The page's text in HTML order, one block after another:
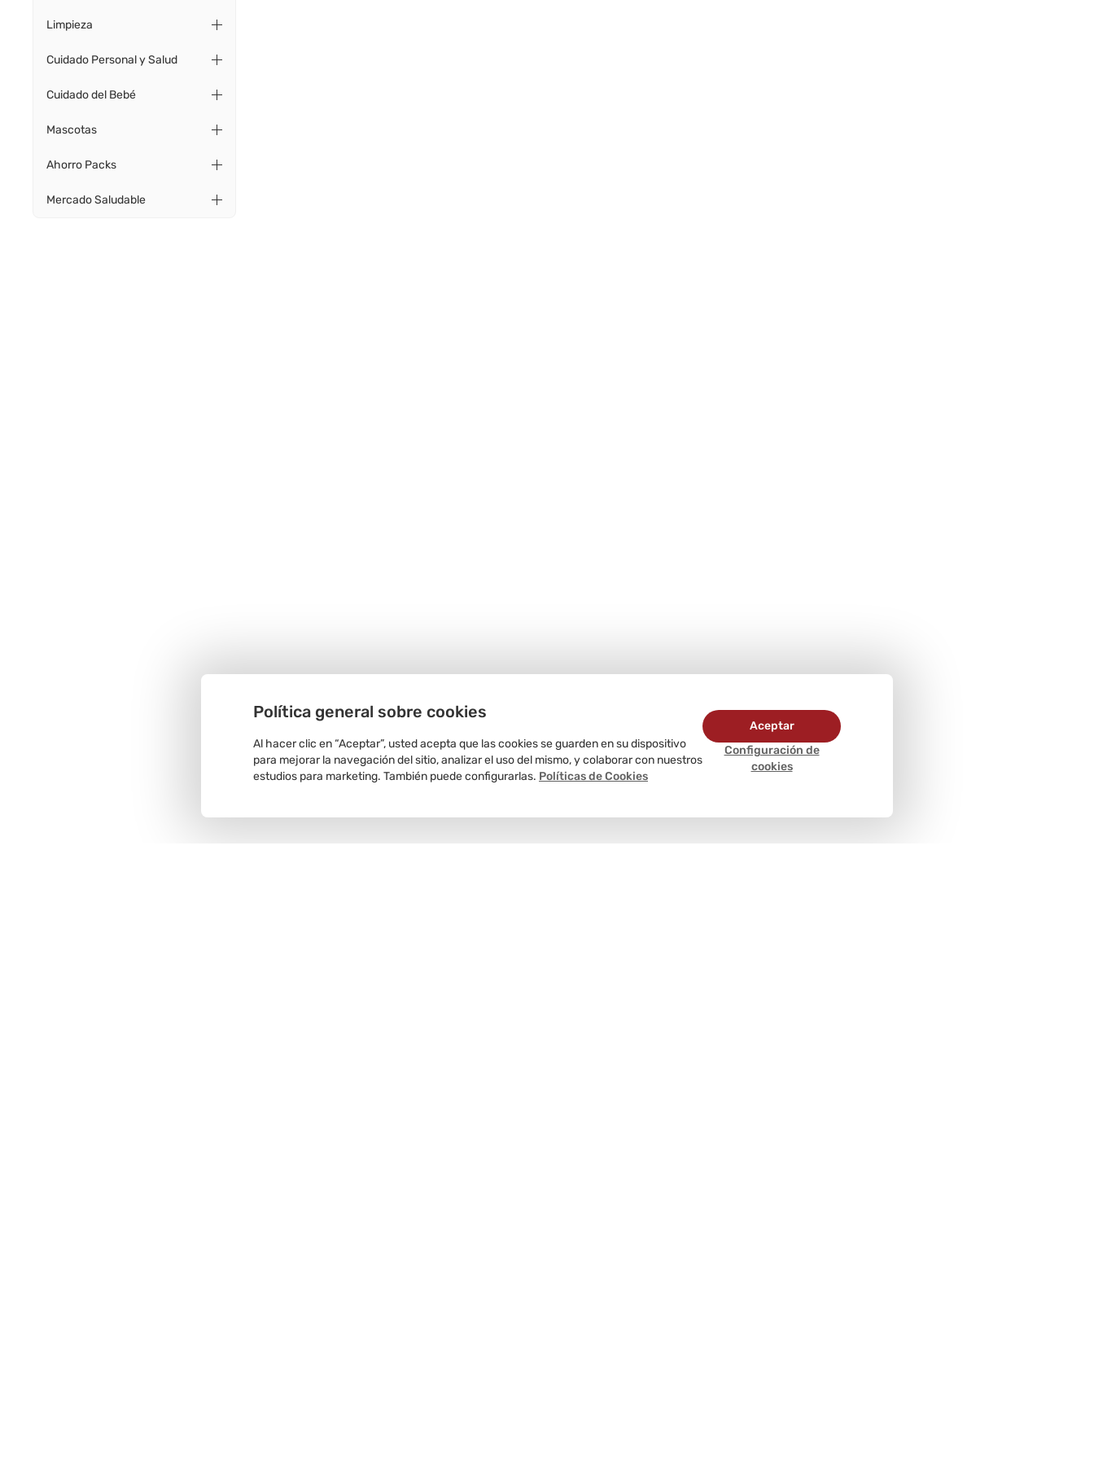
Limpieza
Cuidado Personal y Salud
Cuidado del Bebé
Mascotas
Ahorro Packs
Mercado Saludable
Política general sobre cookies
Al hacer clic en “Aceptar”, usted acepta que las cookies se guarden en su dispositivo
para mejorar la navegación del sitio, analizar el uso del mismo, y colaborar con nuestros
estudios para marketing. También puede configurarlas. Políticas de Cookies
Configuración de
cookies
Aceptar